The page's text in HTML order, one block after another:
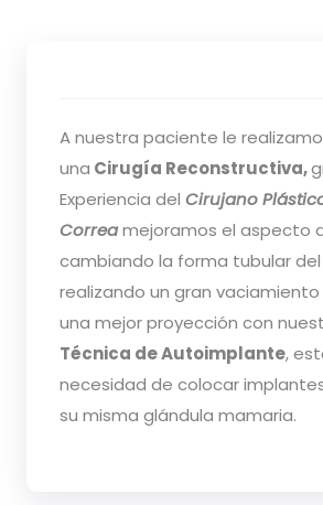
A nuestra paciente le
una Cirugía Reconstructiva,
Experiencia del Cirujano
Correamejoramos el aspecto
cambiando la forma tubular
realizando un gran
una mejor proyección con
Técnica de Autoimplante,
necesidad de colocar
su misma glándula mamaria.